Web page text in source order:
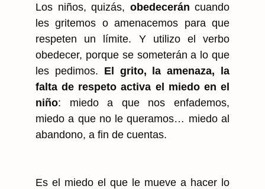
Los niños, quizás, obedecerán cuando
les gritemos o amenacemos para que
respeten un límite. Y utilizo el verbo
obedecer, porque se someterán a lo que
les pedimos. El grito, la amenaza, la
falta de respeto activa el miedo en el
niño: miedo a que nos enfademos,
miedo a que no le queramos… miedo al
abandono, a fin de cuentas.
Es el miedo el que le mueve a hacer lo